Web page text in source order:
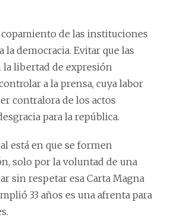
copamiento de las instituciones
la democracia. Evitar que las
la libertad de expresión
a la prensa, cuya labor
contralora de los actos
para la república.
está en que se formen
solo por la voluntad de una
sin respetar esa Carta Magna
33 años es una afrenta para